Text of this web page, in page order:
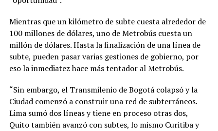
Mientras que un kilómetro de subte cuesta alrededor de
100 millones de dólares, uno de Metrobús cuesta un
millón de dólares. Hasta la finalización de una línea de
subte, pueden pasar varias gestiones de gobierno, por
eso la inmediatez hace más tentador al Metrobús.
“Sin embargo, el Transmilenio de Bogotá colapsó y la
Ciudad comenzó a construir una red de subterráneos.
Lima sumó dos líneas y tiene en proceso otras dos,
Quito también avanzó con subtes, lo mismo Curitiba y